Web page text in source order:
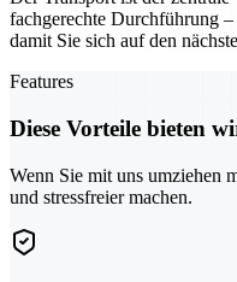
fachgerechte Durchführung
damit Sie sich auf den
Features
Diese Vorteile bieten
Wenn Sie mit uns umziehen
und stressfreier machen.